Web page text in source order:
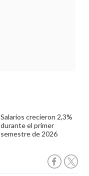
Salarios crecieron 2,3%
durante el primer
semestre de 2026